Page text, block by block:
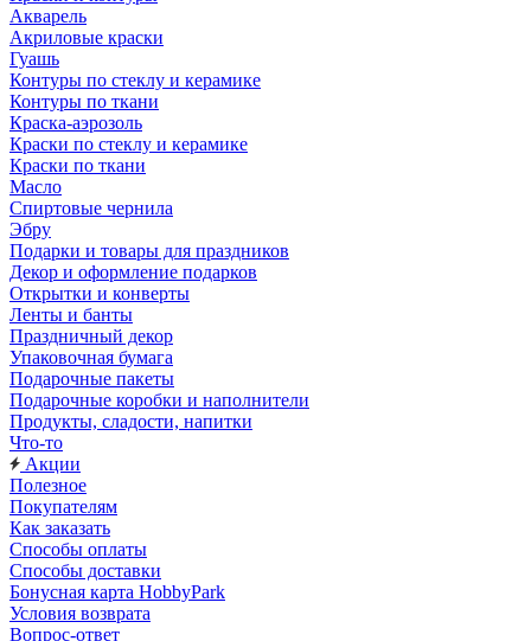
Акварель
Акриловые краски
Гуашь
Контуры по стеклу и керамике
Контуры по ткани
Краска-аэрозоль
Краски по стеклу и керамике
Краски по ткани
Масло
Спиртовые чернила
Эбру
Подарки и товары для праздников
Декор и оформление подарков
Открытки и конверты
Ленты и банты
Праздничный декор
Упаковочная бумага
Подарочные пакеты
Подарочные коробки и наполнители
Продукты, сладости, напитки
Что-то
Акции
Полезное
Покупателям
Как заказать
Способы оплаты
Способы доставки
Бонусная карта HobbyPark
Условия возврата
Вопрос-ответ